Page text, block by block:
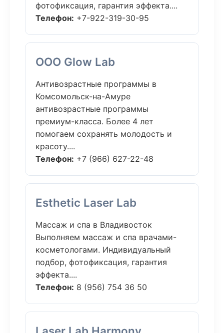
фотофиксация, гарантия эффекта....
Телефон: +7-922-319-30-95
ООО Glow Lab
Антивозрастные программы в
Комсомольск-на-Амуре
антивозрастные программы
премиум-класса. Более 4 лет
помогаем сохранять молодость и
красоту....
Телефон: +7 (966) 627-22-48
Esthetic Laser Lab
Массаж и спа в Владивосток
Выполняем массаж и спа врачами-
косметологами. Индивидуальный
подбор, фотофиксация, гарантия
эффекта....
Телефон: 8 (956) 754 36 50